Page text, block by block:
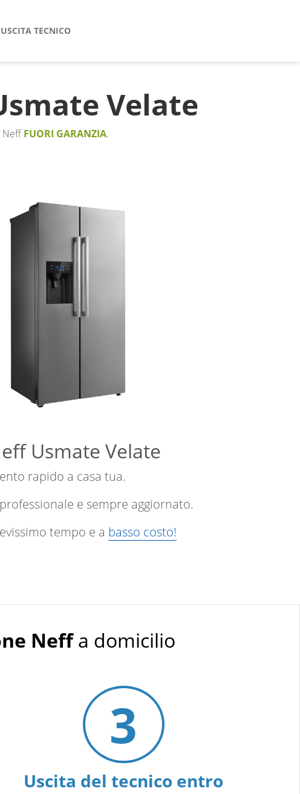
USCITA TECNICO
Velate
NeffFUORI GARANZIA.
Usmate Velate
rapido a casa tua.
e sempre aggiornato.
tempo e a basso costo!
Neffa domicilio
3
Uscita del tecnico entro